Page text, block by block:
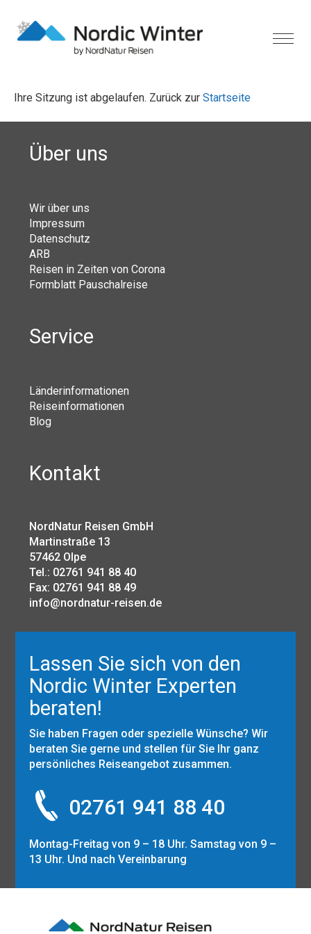
Ihre Sitzung ist abgelaufen. Zurück zur Startseite
Über uns
Wir über uns
Impressum
Datenschutz
ARB
Reisen in Zeiten von Corona
Formblatt Pauschalreise
Service
Länderinformationen
Reiseinformationen
Blog
Kontakt
NordNatur Reisen GmbH
Martinstraße 13
57462 Olpe
Tel.: 02761 941 88 40
Fax: 02761 941 88 49
info@nordnatur-reisen.de
Lassen Sie sich von den
Nordic Winter Experten
beraten!
Sie haben Fragen oder spezielle Wünsche? Wir
beraten Sie gerne und stellen für Sie Ihr ganz
persönliches Reiseangebot zusammen.
02761 941 88 40
Montag-Freitag von 9 – 18 Uhr. Samstag von 9 –
13 Uhr. Und nach Vereinbarung